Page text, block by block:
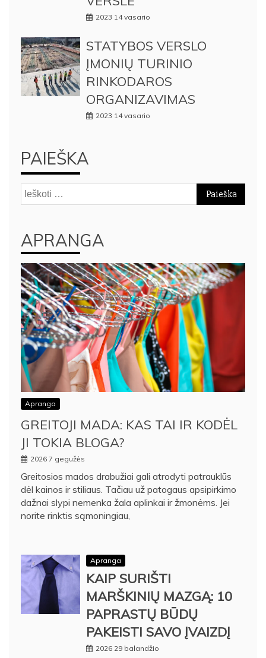
2023 14 vasario
STATYBOS VERSLO
ĮMONIŲ TURINIO
RINKODAROS
ORGANIZAVIMAS
2023 14 vasario
PAIEŠKA
Ieškoti:
APRANGA
Apranga
GREITOJI MADA: KAS TAI IR KODĖL
JI TOKIA BLOGA?
2026 7 gegužės
Greitosios mados drabužiai gali atrodyti patrauklūs
dėl kainos ir stiliaus. Tačiau už patogaus apsipirkimo
dažnai slypi nemenka žala aplinkai ir žmonėms. Jei
norite rinktis sąmoningiau,
Apranga
KAIP SURIŠTI
MARŠKINIŲ MAZGĄ: 10
PAPRASTŲ BŪDŲ
PAKEISTI SAVO ĮVAIZDĮ
2026 29 balandžio